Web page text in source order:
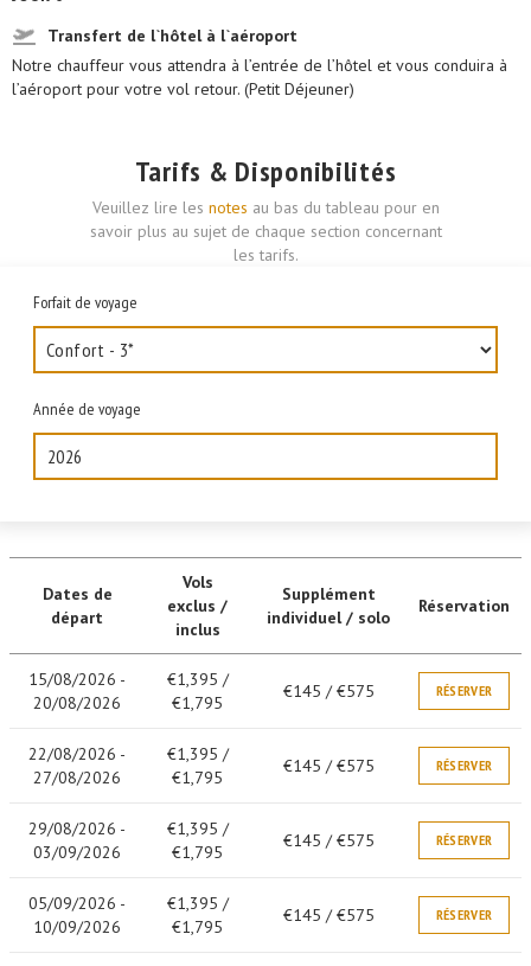
Transfert de l`hôtel à l`aéroport
Notre chauffeur vous attendra à l’entrée de l’hôtel et vous conduira à
l’aéroport pour votre vol retour. (Petit Déjeuner)
Tarifs & Disponibilités
Veuillez lire les notes au bas du tableau pour en
savoir plus au sujet de chaque section concernant
les tarifs.
Forfait de voyage
Année de voyage
2026
Dates de
départ
Vols
exclus /
inclus
Supplément
individuel / solo
Réservation
15/08/2026 -
20/08/2026
€1,395 /
€1,795
€145 / €575 RÉSERVER
22/08/2026 -
27/08/2026
€1,395 /
€1,795
€145 / €575 RÉSERVER
29/08/2026 -
03/09/2026
€1,395 /
€1,795
€145 / €575 RÉSERVER
05/09/2026 -
10/09/2026
€1,395 /
€1,795
€145 / €575 RÉSERVER